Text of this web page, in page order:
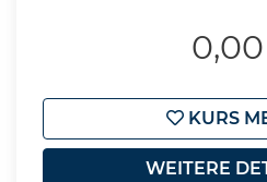
KURS
WEITERE